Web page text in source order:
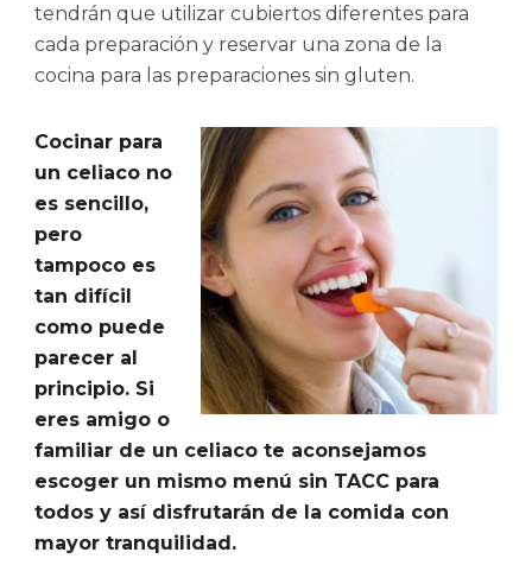
tendrán que utilizar cubiertos diferentes para
cada preparación y reservar una zona de la
cocina para las preparaciones sin gluten.
Cocinar para
un celiaco no
es sencillo,
pero
tampoco es
tan difícil
como puede
parecer al
principio. Si
eres amigo o
familiar de un celiaco te aconsejamos
escoger un mismo menú sin TACC para
todos y así disfrutarán de la comida con
mayor tranquilidad.